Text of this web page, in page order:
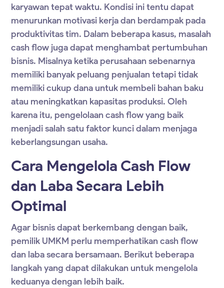
karyawan tepat waktu. Kondisi ini tentu dapat
menurunkan motivasi kerja dan berdampak pada
produktivitas tim. Dalam beberapa kasus, masalah
cash flow juga dapat menghambat pertumbuhan
bisnis. Misalnya ketika perusahaan sebenarnya
memiliki banyak peluang penjualan tetapi tidak
memiliki cukup dana untuk membeli bahan baku
atau meningkatkan kapasitas produksi. Oleh
karena itu, pengelolaan cash flow yang baik
menjadi salah satu faktor kunci dalam menjaga
keberlangsungan usaha.
Cara Mengelola Cash Flow
dan Laba Secara Lebih
Optimal
Agar bisnis dapat berkembang dengan baik,
pemilik UMKM perlu memperhatikan cash flow
dan laba secara bersamaan. Berikut beberapa
langkah yang dapat dilakukan untuk mengelola
keduanya dengan lebih baik.